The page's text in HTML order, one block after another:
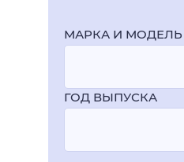
МАРКА И
ГОД ВЫПУСКА